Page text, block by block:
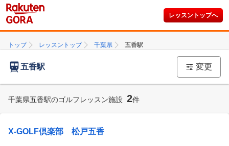
レッスントップへ
トップ レッスントップ 千葉県 五香駅
五香駅 変更
千葉県五香駅のゴルフレッスン施設 2件
X-GOLF倶楽部 松戸五香